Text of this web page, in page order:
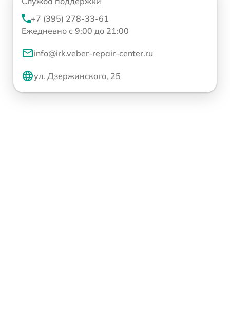
+7 (395) 278-33-61
Ежедневно с 9:00 до 21:00
info@irk.veber-repair-center.ru
ул. Дзержинского, 25